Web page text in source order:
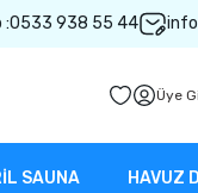
:0533 938 55 44
Üye
SAUNA HAVUZ